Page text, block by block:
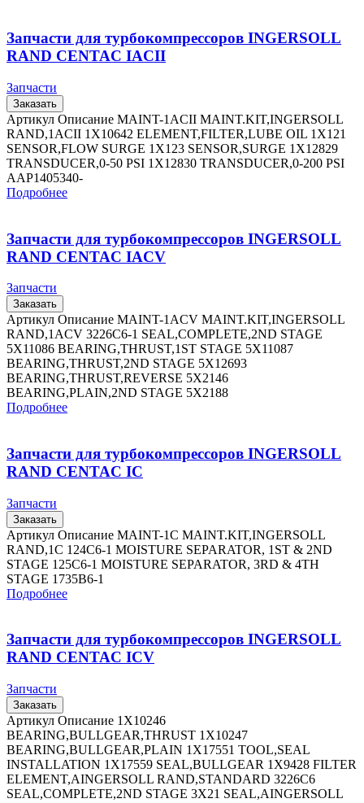
Запчасти для турбокомпрессоров INGERSOLL
RAND CENTAC IACII
Запчасти
Заказать
Артикул Описание MAINT-1ACII MAINT.KIT,INGERSOLL
RAND,1ACII 1X10642 ELEMENT,FILTER,LUBE OIL 1X121
SENSOR,FLOW SURGE 1X123 SENSOR,SURGE 1X12829
TRANSDUCER,0-50 PSI 1X12830 TRANSDUCER,0-200 PSI
AAP1405340-
Подробнее
Запчасти для турбокомпрессоров INGERSOLL
RAND CENTAC IACV
Запчасти
Заказать
Артикул Описание MAINT-1ACV MAINT.KIT,INGERSOLL
RAND,1ACV 3226C6-1 SEAL,COMPLETE,2ND STAGE
5X11086 BEARING,THRUST,1ST STAGE 5X11087
BEARING,THRUST,2ND STAGE 5X12693
BEARING,THRUST,REVERSE 5X2146
BEARING,PLAIN,2ND STAGE 5X2188
Подробнее
Запчасти для турбокомпрессоров INGERSOLL
RAND CENTAC IC
Запчасти
Заказать
Артикул Описание MAINT-1C MAINT.KIT,INGERSOLL
RAND,1C 124C6-1 MOISTURE SEPARATOR, 1ST & 2ND
STAGE 125C6-1 MOISTURE SEPARATOR, 3RD & 4TH
STAGE 1735B6-1
Подробнее
Запчасти для турбокомпрессоров INGERSOLL
RAND CENTAC ICV
Запчасти
Заказать
Артикул Описание 1X10246
BEARING,BULLGEAR,THRUST 1X10247
BEARING,BULLGEAR,PLAIN 1X17551 TOOL,SEAL
INSTALLATION 1X17559 SEAL,BULLGEAR 1X9428 FILTER
ELEMENT,AINGERSOLL RAND,STANDARD 3226C6
SEAL,COMPLETE,2ND STAGE 3X21 SEAL,AINGERSOLL